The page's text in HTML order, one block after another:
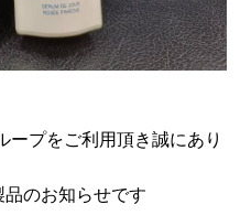
ープをご利用頂き誠にあり
のお知らせです